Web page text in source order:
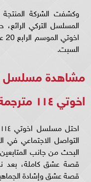
المسلسل التركي
السبت.
مشاهدة مسلسل
اخوتي ١١٤ مترجمة
التواصل الاجتماعي في
قصة عشق وإشادة